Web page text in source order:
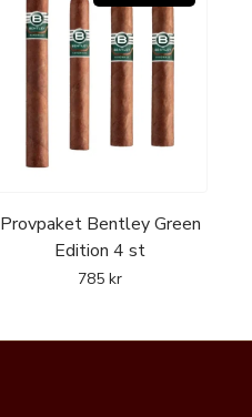
Provpaket Bentley Green
Edition 4 st
785 kr